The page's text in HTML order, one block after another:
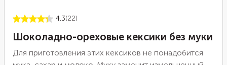
4.3(22)
Шоколадно-ореховые кексики без муки
Для приготовления этих кексиков не понадобится